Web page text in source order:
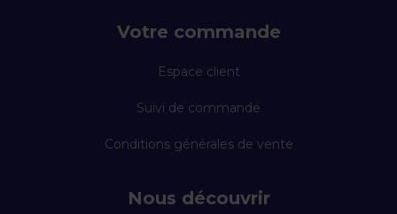
Votre commande
Espace client
Suivi de commande
Conditions générales de vente
Nous découvrir